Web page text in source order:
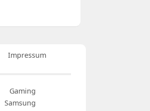
Impressum
Gaming
Samsung